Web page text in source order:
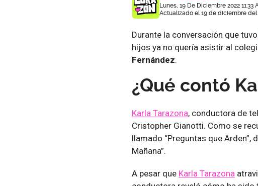
Lunes, 19 De Diciembre 2022 11:33
Actualizado el 19 de diciembre del
Durante la conversación que tuvo
hijos ya no quería asistir al
Fernández.
¿Qué contó
Karla Tarazona, conductora de
Cristopher Gianotti. Como se
llamado “Preguntas que Arden”,
Mañana”.
A pesar que Karla Tarazona